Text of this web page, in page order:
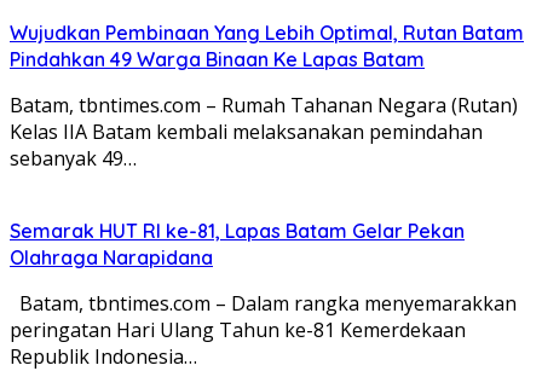
Wujudkan Pembinaan Yang Lebih Optimal, Rutan Batam
Pindahkan 49 Warga Binaan Ke Lapas Batam
Batam, tbntimes.com – Rumah Tahanan Negara (Rutan)
Kelas IIA Batam kembali melaksanakan pemindahan
sebanyak 49…
Semarak HUT RI ke-81, Lapas Batam Gelar Pekan
Olahraga Narapidana
Batam, tbntimes.com – Dalam rangka menyemarakkan
peringatan Hari Ulang Tahun ke-81 Kemerdekaan
Republik Indonesia…